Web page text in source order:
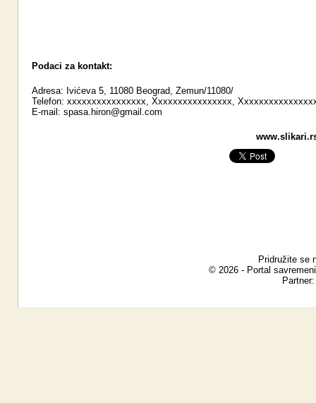
Podaci za kontakt:
Adresa: Ivićeva 5, 11080 Beograd, Zemun/11080/
Telefon: xxxxxxxxxxxxxxxx, Xxxxxxxxxxxxxxxx,
E-mail: spasa.hiron@gmail.com
Pridružite se
© 2026 - Portal